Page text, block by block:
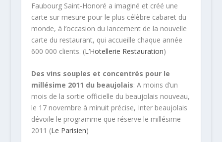
Faubourg Saint-Honoré a imaginé et créé une
carte sur mesure pour le plus célèbre cabaret du
monde, à l’occasion du lancement de la nouvelle
carte du restaurant, qui accueille chaque année
600 000 clients. (L’Hotellerie Restauration)
Des vins souples et concentrés pour le
millésime 2011 du beaujolais: A moins d’un
mois de la sortie officielle du beaujolais nouveau,
le 17 novembre à minuit précise, Inter beaujolais
dévoile le programme que réserve le millésime
2011 (Le Parisien)